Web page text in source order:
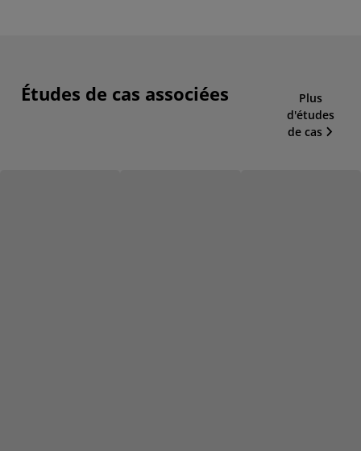
Études de cas associées
Plus
d'études
de cas